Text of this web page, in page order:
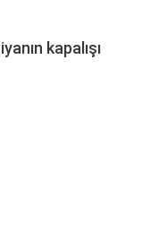
kapalışı